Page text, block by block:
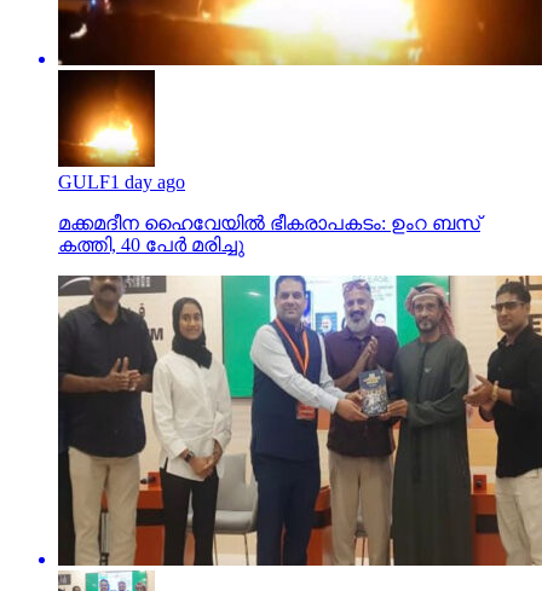
GULF1 day ago
മക്കമദീന ഹൈവേയില്‍ ഭീകരാപകടം: ഉംറ ബസ്
കത്തി, 40 പേര്‍ മരിച്ചു